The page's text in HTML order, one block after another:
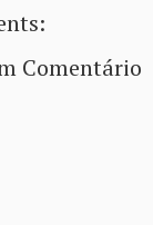
Comentário